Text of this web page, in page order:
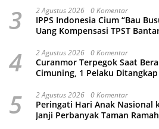
3 2 Agustus 2026 0 Komentar
IPPS Indonesia Cium “Bau
Uang Kompensasi TPST
4 2 Agustus 2026 0 Komentar
Curanmor Terpegok Saat
Cimuning, 1 Pelaku Ditangkap
5 2 Agustus 2026 0 Komentar
Peringati Hari Anak Nasional
Janji Perbanyak Taman